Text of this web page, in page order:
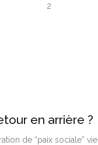
2
en arrière ?
de “paix sociale”